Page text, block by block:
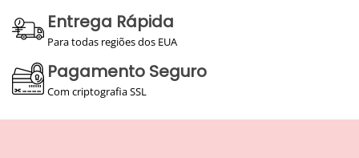
Entrega Rápida
Para todas regiões dos EUA
Pagamento Seguro
Com criptografia SSL